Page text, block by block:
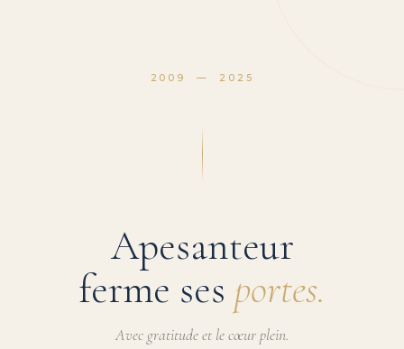
2009 — 2025
Apesanteur
ferme ses portes.
Avec gratitude et le cœur plein.